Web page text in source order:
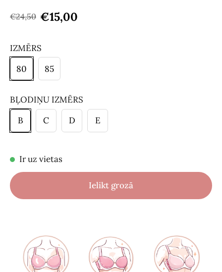
€24,50 €15,00
IZMĒRS
80
85
BĻODIŅU IZMĒRS
B
C D E
Ir uz vietas
Ielikt grozā